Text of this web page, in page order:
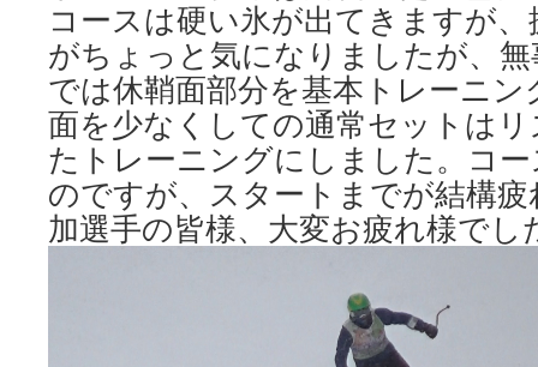
コースは硬い氷が出てきますが
がちょっと気になりましたが、
では休鞘面部分を基本トレーニ
面を少なくしての通常セットは
たトレーニングにしました。コ
のですが、スタートまでが結構
加選手の皆様、大変お疲れ様でし